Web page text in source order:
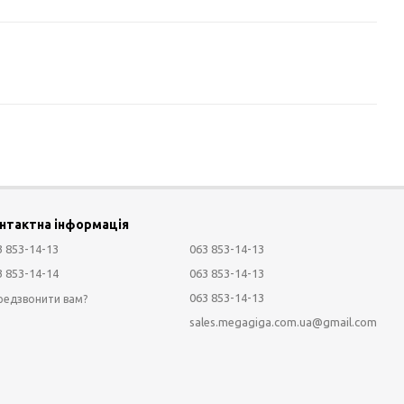
інформація
853-14-13
853-14-14
вам?
063 853-14-13
063 853-14-13
063 853-14-13
sales.megagiga.com.ua@gmail.com